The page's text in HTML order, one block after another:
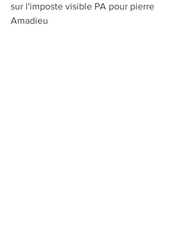
sur l'imposte visible PA pour pierre
Amadieu